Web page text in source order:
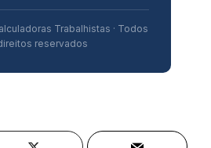
Trabalhistas · Todos
reservados